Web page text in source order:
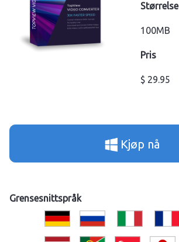
Størrelse
100MB
Pris
$ 29.95
Kjøp nå
Grensesnittspråk